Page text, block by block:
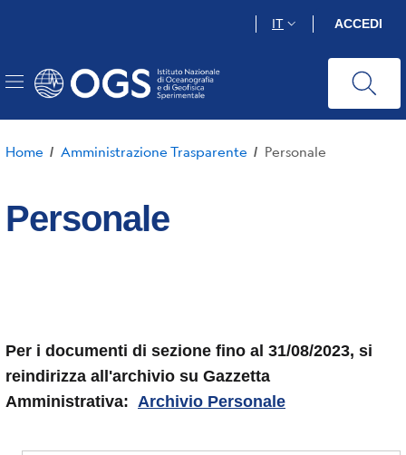
principale
IT ACCEDI
Home / Amministrazione Trasparente / Personale
Personale
Per i documenti di sezione fino al 31/08/2023, si
reindirizza all'archivio su Gazzetta
Amministrativa: Archivio Personale